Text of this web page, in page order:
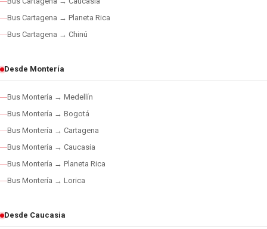
Bus Cartagena → Planeta Rica
Bus Cartagena → Chinú
Desde Montería
Bus Montería → Medellín
Bus Montería → Bogotá
Bus Montería → Cartagena
Bus Montería → Caucasia
Bus Montería → Planeta Rica
Bus Montería → Lorica
Desde Caucasia